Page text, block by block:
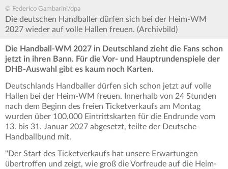
© Federico Gambarini/dpa
Die deutschen Handballer dürfen sich bei der Heim-WM
2027 wieder auf volle Hallen freuen. (Archivbild)
Die Handball-WM 2027 in Deutschland zieht die Fans schon
jetzt in ihren Bann. Für die Vor- und Hauptrundenspiele der
DHB-Auswahl gibt es kaum noch Karten.
Deutschlands Handballer dürfen sich schon jetzt auf volle
Hallen bei der Heim-WM freuen. Innerhalb von 24 Stunden
nach dem Beginn des freien Ticketverkaufs am Montag
wurden über 100.000 Eintrittskarten für die Endrunde vom
13. bis 31. Januar 2027 abgesetzt, teilte der Deutsche
Handballbund mit.
"Der Start des Ticketverkaufs hat unsere Erwartungen
übertroffen und zeigt, wie groß die Vorfreude auf die Heim-